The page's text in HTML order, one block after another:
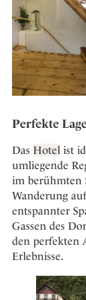
Perfekte
Das Hotel ist
umliegende
im berühmten
Wanderung
entspannter
Gassen des
den perfekten
Erlebnisse.